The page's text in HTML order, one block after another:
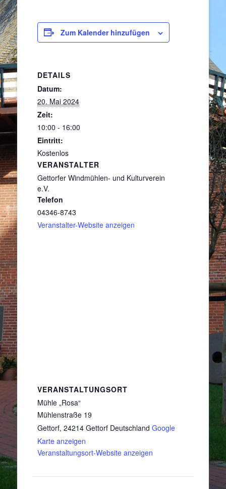
Zum Kalender hinzufügen
DETAILS
Datum:
20. Mai 2024
Zeit:
10:00 - 16:00
Eintritt:
Kostenlos
VERANSTALTER
Gettorfer Windmühlen- und Kulturverein
e.V.
Telefon
04346-8743
Veranstalter-Website anzeigen
VERANSTALTUNGSORT
Mühle „Rosa“
Mühlenstraße 19
Gettorf, 24214 Gettorf Deutschland Google
Karte anzeigen
Veranstaltungsort-Website anzeigen